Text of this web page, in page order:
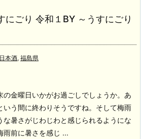
にごり 令和１BY ～うすにごり
日本酒, 福島県
の金曜日いかがお過ごしでしょうか。あ
いう間に終わりそうですね。そして梅雨
な暑さがじわじわと感じられるようにな
雨前に暑さを感じ ...